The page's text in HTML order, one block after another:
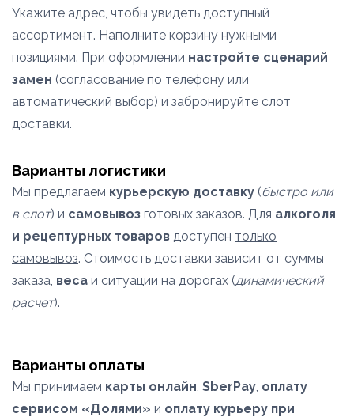
Укажите адрес, чтобы увидеть доступный
ассортимент. Наполните корзину нужными
позициями. При оформлении настройте сценарий
замен (согласование по телефону или
автоматический выбор) и забронируйте слот
доставки.
Варианты логистики
Мы предлагаем курьерскую доставку (быстро или
в слот) и самовывоз готовых заказов. Для алкоголя
и рецептурных товаров доступен только
самовывоз. Стоимость доставки зависит от суммы
заказа, веса и ситуации на дорогах (динамический
расчет).
Варианты оплаты
Мы принимаем карты онлайн, SberPay, оплату
сервисом «Долями» и оплату курьеру при